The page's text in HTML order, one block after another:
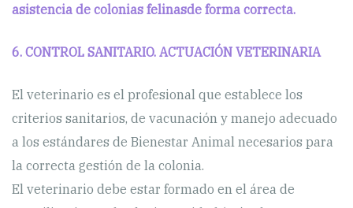
asistencia de colonias felinasde forma correcta.
6. CONTROL SANITARIO. ACTUACIÓN VETERINARIA
El veterinario es el profesional que establece los
criterios sanitarios, de vacunación y manejo adecuado
a los estándares de Bienestar Animal necesarios para
la correcta gestión de la colonia.
El veterinario debe estar formado en el área de